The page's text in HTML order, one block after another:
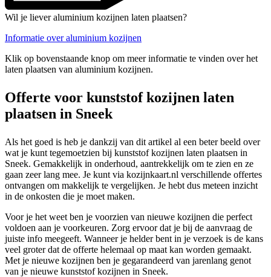
Wil je liever aluminium kozijnen laten plaatsen?
Informatie over aluminium kozijnen
Klik op bovenstaande knop om meer informatie te vinden over het
laten plaatsen van aluminium kozijnen.
Offerte voor kunststof kozijnen laten
plaatsen in Sneek
Als het goed is heb je dankzij van dit artikel al een beter beeld over
wat je kunt tegemoetzien bij kunststof kozijnen laten plaatsen in
Sneek. Gemakkelijk in onderhoud, aantrekkelijk om te zien en ze
gaan zeer lang mee. Je kunt via kozijnkaart.nl verschillende offertes
ontvangen om makkelijk te vergelijken. Je hebt dus meteen inzicht
in de onkosten die je moet maken.
Voor je het weet ben je voorzien van nieuwe kozijnen die perfect
voldoen aan je voorkeuren. Zorg ervoor dat je bij de aanvraag de
juiste info meegeeft. Wanneer je helder bent in je verzoek is de kans
veel groter dat de offerte helemaal op maat kan worden gemaakt.
Met je nieuwe kozijnen ben je gegarandeerd van jarenlang genot
van je nieuwe kunststof kozijnen in Sneek.